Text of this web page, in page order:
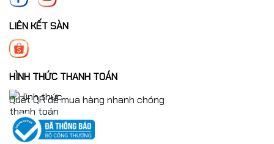
LIÊN KẾT SÀN
HÌNH THỨC THANH TOÁN
Quét QR để mua hàng nhanh chóng